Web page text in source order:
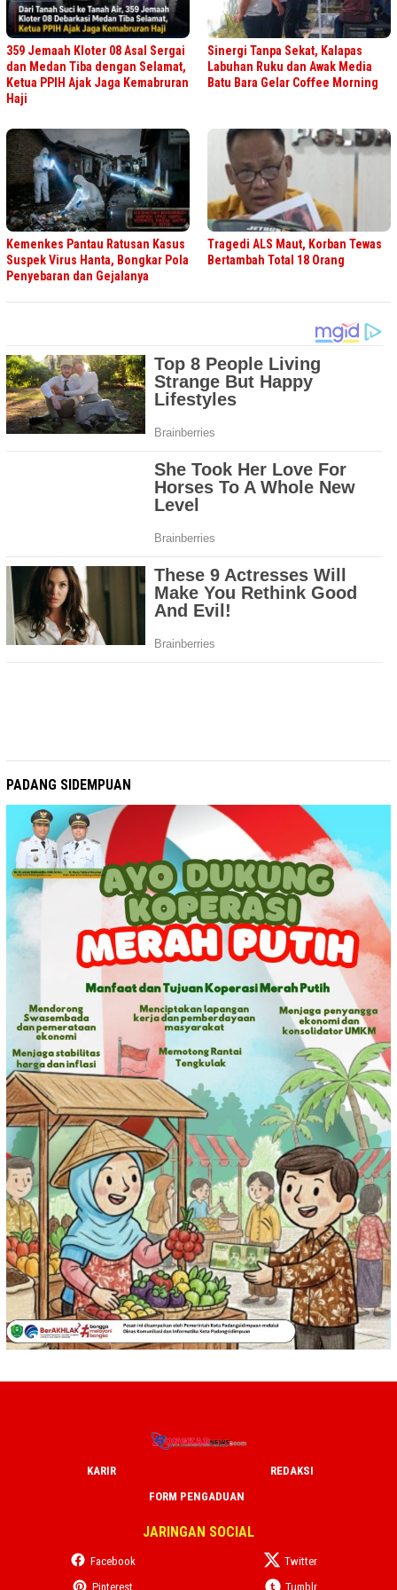
359 Jemaah Kloter 08 Asal Sergai
dan Medan Tiba dengan Selamat,
Ketua PPIH Ajak Jaga Kemabruran
Haji
Sinergi Tanpa Sekat, Kalapas
Labuhan Ruku dan Awak Media
Batu Bara Gelar Coffee Morning
Kemenkes Pantau Ratusan Kasus
Suspek Virus Hanta, Bongkar Pola
Penyebaran dan Gejalanya
Tragedi ALS Maut, Korban Tewas
Bertambah Total 18 Orang
PADANG SIDEMPUAN
KARIR
REDAKSI
FORM PENGADUAN
JARINGAN SOCIAL
Facebook
Twitter
Pinterest
Tumblr